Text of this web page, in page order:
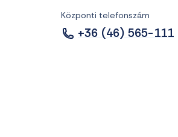
Központi telefonszám
+36 (46) 565-111